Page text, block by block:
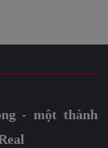
- một thành